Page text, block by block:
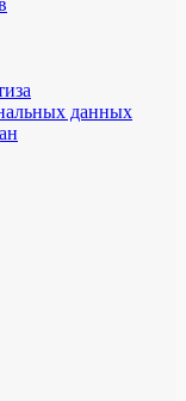
данных